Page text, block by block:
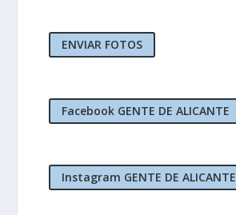
ENVIAR FOTOS
Facebook GENTE DE ALICANTE
Instagram GENTE DE ALICANTE